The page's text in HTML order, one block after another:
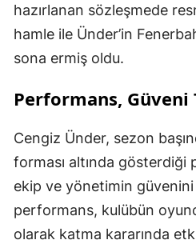
hazırlanan sözleşmede
hamle ile Ünder’in
sona ermiş oldu.
Performans, Güveni
Cengiz Ünder, sezon
forması altında
ekip ve yönetimin güvenini
performans, kulübün
olarak katma kararında